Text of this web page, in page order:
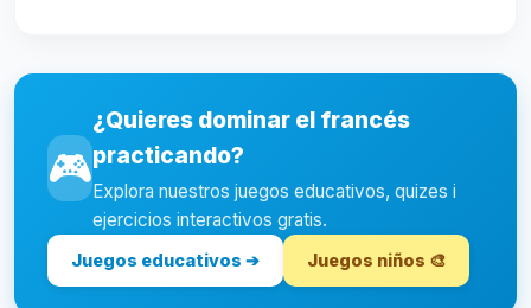
🎮
¿Quieres dominar el francés
practicando?
Explora nuestros juegos educativos, quizes i
ejercicios interactivos gratis.
Juegos educativos ➔ Juegos niños 🎨